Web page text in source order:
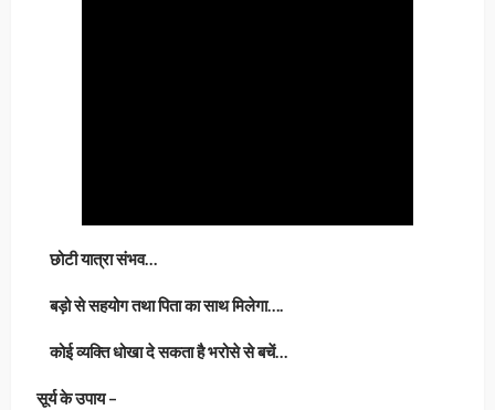
छोटी यात्रा संभव…
बड़ो से सहयोग तथा पिता का साथ मिलेगा….
कोई व्यक्ति धोखा दे सकता है भरोसे से बचें…
सूर्य के उपाय –